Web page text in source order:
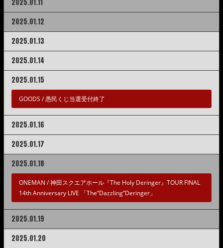
2025.01.11
2025.01.12
2025.01.13
2025.01.14
2025.01.15
GOODS /愚民くじ当選受付終了
2025.01.16
2025.01.17
2025.01.18
ONEMAN /神田スクエアホール『The Holy Deringer』TOUR FINAL
14th Anniversary LIVE 「The“Dazzling”Deringer」
2025.01.19
2025.01.20